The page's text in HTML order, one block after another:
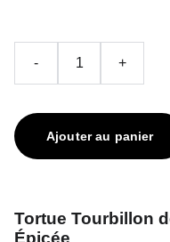
- +
Ajouter au panier
Tortue Tourbillon
Épicée